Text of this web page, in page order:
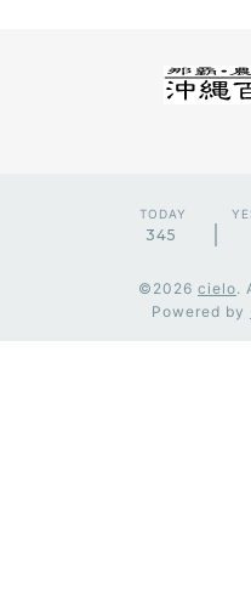
TODAY
345
©2026 cielo.
Powered by